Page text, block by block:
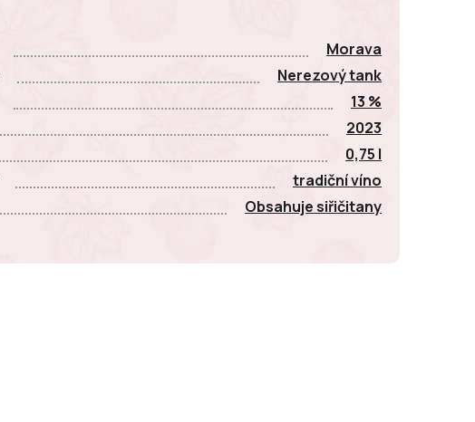
Morava
Nerezový tank
13 %
2023
0,75 l
tradiční víno
Obsahuje siřičitany